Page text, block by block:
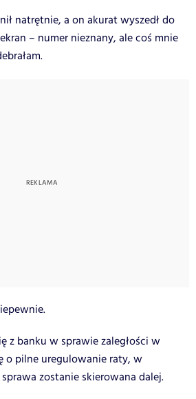
natrętnie, a on akurat wyszedł do
– numer nieznany, ale coś mnie
z banku w sprawie zaległości w
o pilne uregulowanie raty, w
zostanie skierowana dalej.